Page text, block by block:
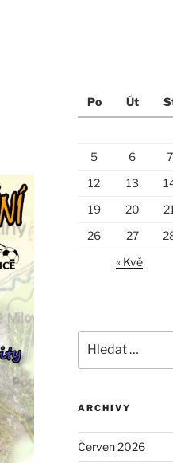
Po
Út
5
6 7
12
13
19
20 21
26
27
« Kvě
ARCHIVY
Červen 2026